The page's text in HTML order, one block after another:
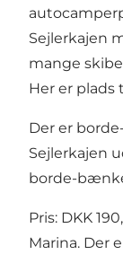
Sejlerkajen
mange
Her er plads
Der er
Sejlerkajen
borde-
Pris: DKK
Marina. Der